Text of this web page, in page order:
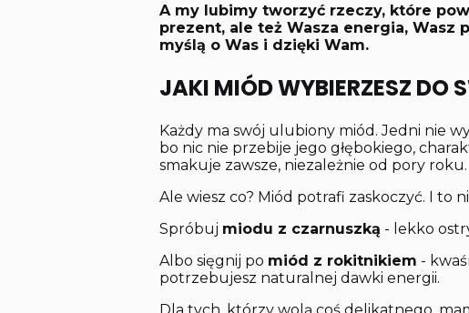
A my lubimy tworzyć rzeczy, które
prezent, ale też Wasza energia, Wasz
myślą o Was i dzięki Wam.
JAKI MIÓD WYBIERZESZ DO
Każdy ma swój ulubiony miód. Jedni nie
bo nic nie przebije jego głębokiego,
smakuje zawsze, niezależnie od pory roku.
Ale wiesz co? Miód potrafi zaskoczyć. I to
Spróbuj miodu z czarnuszką - lekko
Albo sięgnij po miód z rokitnikiem -
potrzebujesz naturalnej dawki energii.
Dla tych, którzy wolą coś delikatnego,